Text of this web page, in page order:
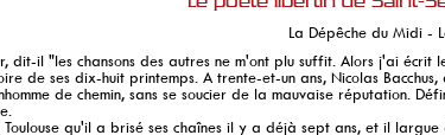
La Dépêche du Midi -
dit-il "les chansons des autres ne m'ont plu suffit. Alors j'ai écrit
de ses dix-huit printemps. A trente-et-un ans, Nicolas
de chemin, sans se soucier de la mauvaise réputation.
Toulouse qu'il a brisé ses chaînes il y a déjà sept ans, et il